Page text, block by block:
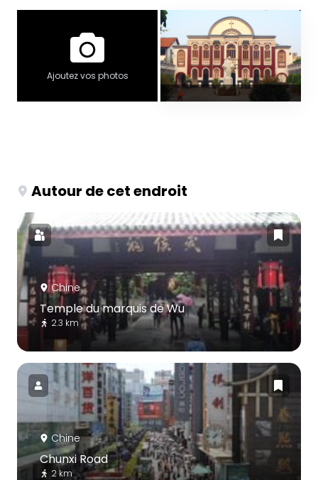
Ajoutez vos photos
Autour de cet endroit
Chine
Temple du marquis de Wu
2.3 km
Chine
Chunxi Road
2 km